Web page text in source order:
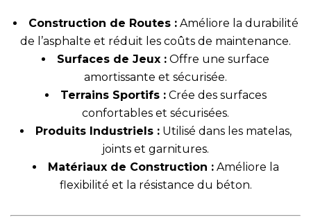
Construction de Routes :Améliore la durabilité
de l’asphalte et réduit les coûts de maintenance.
Surfaces de Jeux : Offre une surface
amortissante et sécurisée.
Terrains Sportifs :Crée des surfaces
confortables et sécurisées.
Produits Industriels :Utilisé dans les matelas,
joints et garnitures.
Matériaux de Construction :Améliore la
flexibilité et la résistance du béton.